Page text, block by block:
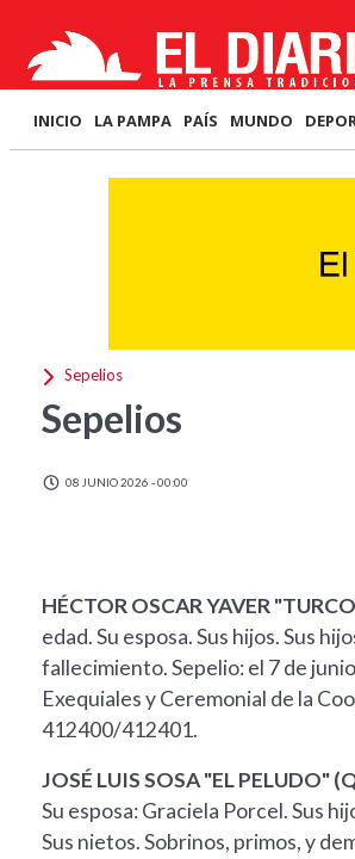
INICIO LA PAMPA PAÍS MUNDO
Sepelios
Sepelios
08 JUNIO 2026 - 00:00
HÉCTOR OSCAR YAVER
edad. Su esposa. Sus hijos. Sus
fallecimiento. Sepelio: el 7 de
Exequiales y Ceremonial de la
412400/412401.
JOSÉ LUIS SOSA "EL PELUDO"
Su esposa: Graciela Porcel. Sus
Sus nietos. Sobrinos, primos, y